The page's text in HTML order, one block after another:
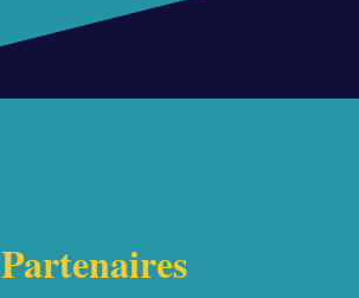
Partenaires